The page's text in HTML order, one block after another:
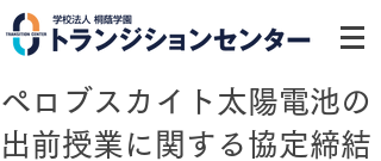
ペロブスカイト太陽電池の
出前授業に関する協定締結